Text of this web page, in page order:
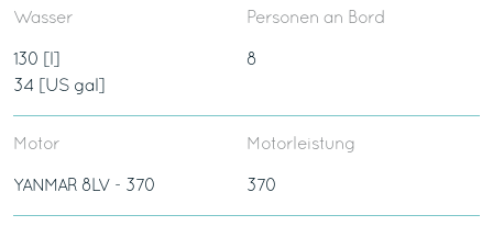
Wasser
130 [l]
34 [US gal]
Personen an Bord
8
Motor
YANMAR 8LV - 370
Motorleistung
370